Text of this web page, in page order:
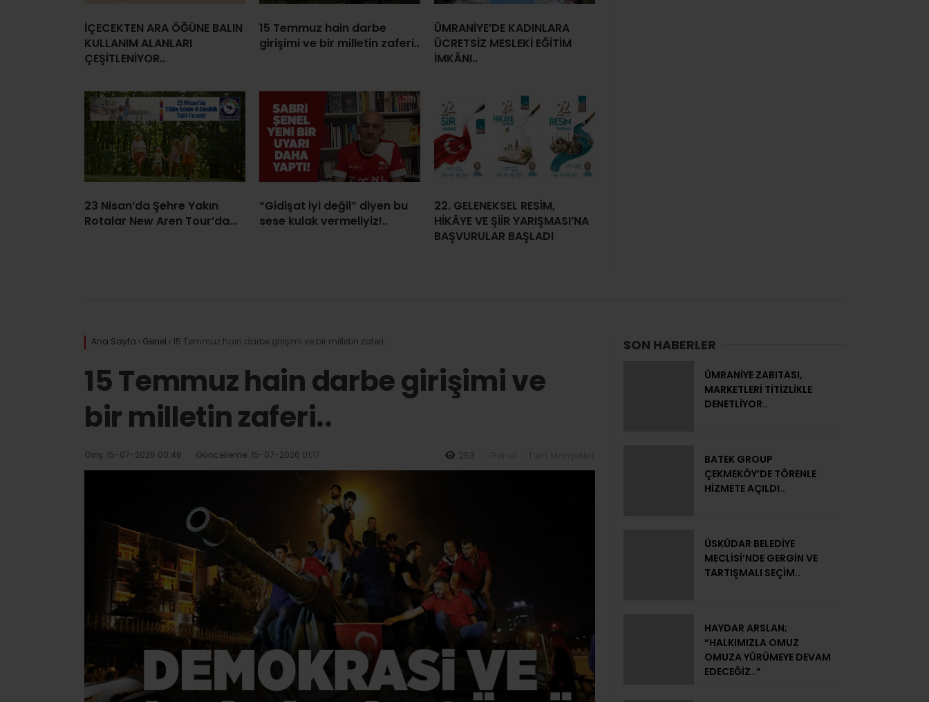
İÇECEKTEN ARA ÖĞÜNE BALIN
KULLANIM ALANLARI
ÇEŞİTLENİYOR..
15 Temmuz hain darbe
girişimi ve bir milletin zaferi..
ÜMRANİYE’DE KADINLARA
ÜCRETSİZ MESLEKİ EĞİTİM
İMKÂNI..
23 Nisan’da Şehre Yakın
Rotalar New Aren Tour’da…
“Gidişat iyi değil” diyen bu
sese kulak vermeliyiz!..
22. GELENEKSEL RESİM,
HİKÂYE VE ŞİİR YARIŞMASI’NA
BAŞVURULAR BAŞLADI
Ana Sayfa › Genel › 15 Temmuz hain darbe girişimi ve bir milletin zaferi..
15 Temmuz hain darbe girişimi ve
bir milletin zaferi..
Giriş: 15-07-2026 00:46 Güncelleme: 15-07-2026 01:17 253 Tüm Manşetler
SON HABERLER
ÜMRANİYE ZABITASI,
MARKETLERİ TİTİZLİKLE
DENETLİYOR..
BATEK GROUP
ÇEKMEKÖY’DE TÖRENLE
HİZMETE AÇILDI..
ÜSKÜDAR BELEDİYE
MECLİSİ’NDE GERGİN VE
TARTIŞMALI SEÇİM..
HAYDAR ARSLAN;
“HALKIMIZLA OMUZ
OMUZA YÜRÜMEYE DEVAM
EDECEĞİZ..”